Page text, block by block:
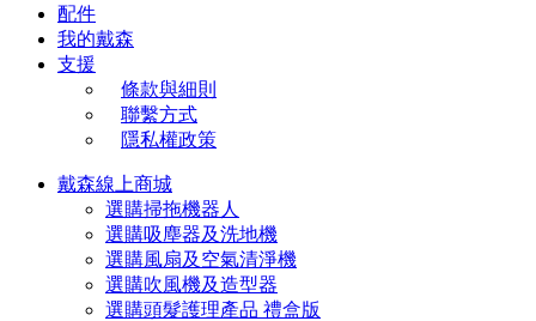
配件
我的戴森
支援
條款與細則
聯繫方式
隱私權政策
戴森線上商城
選購掃拖機器人
選購吸塵器及洗地機
選購風扇及空氣清淨機
選購吹風機及造型器
選購頭髮護理產品 禮盒版